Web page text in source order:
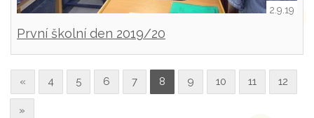
2.9.19
První školní den 2019/20
« 4 5 6 7 8 9 10 11 12
»